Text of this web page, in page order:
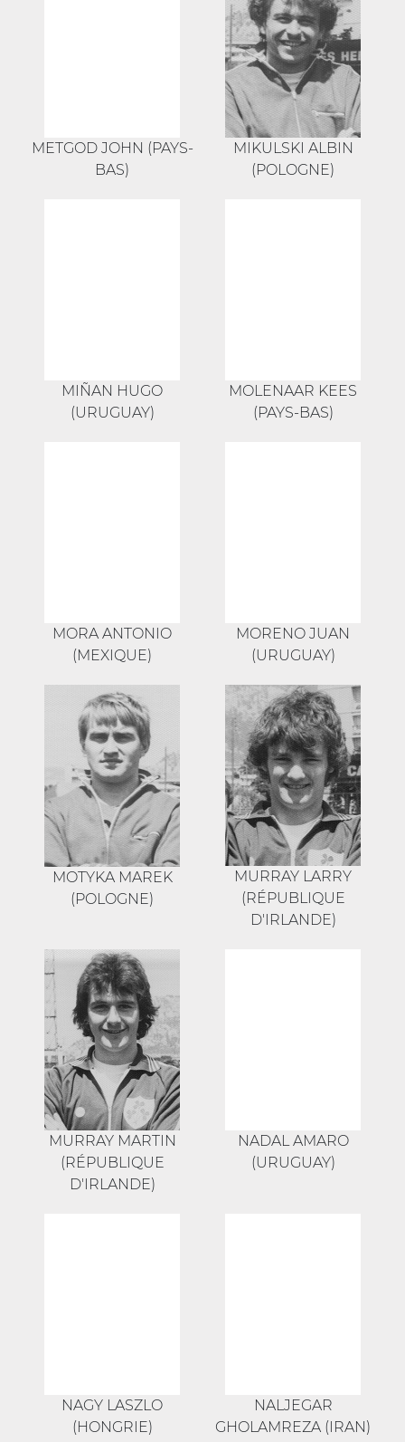
METGOD JOHN (PAYS-
BAS)
MIKULSKI ALBIN
(POLOGNE)
MIÑAN HUGO
(URUGUAY)
MOLENAAR KEES
(PAYS-BAS)
MORA ANTONIO
(MEXIQUE)
MORENO JUAN
(URUGUAY)
MOTYKA MAREK
(POLOGNE)
MURRAY LARRY
(RÉPUBLIQUE
D'IRLANDE)
MURRAY MARTIN
(RÉPUBLIQUE
D'IRLANDE)
NADAL AMARO
(URUGUAY)
NAGY LASZLO
(HONGRIE)
NALJEGAR
GHOLAMREZA (IRAN)